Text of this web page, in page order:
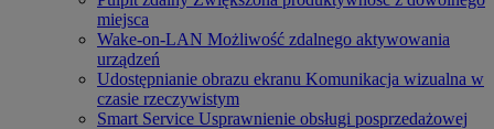
miejsca
Wake-on-LAN Możliwość zdalnego aktywowania
urządzeń
Udostępnianie obrazu ekranu Komunikacja wizualna w
czasie rzeczywistym
Smart Service Usprawnienie obsługi posprzedażowej